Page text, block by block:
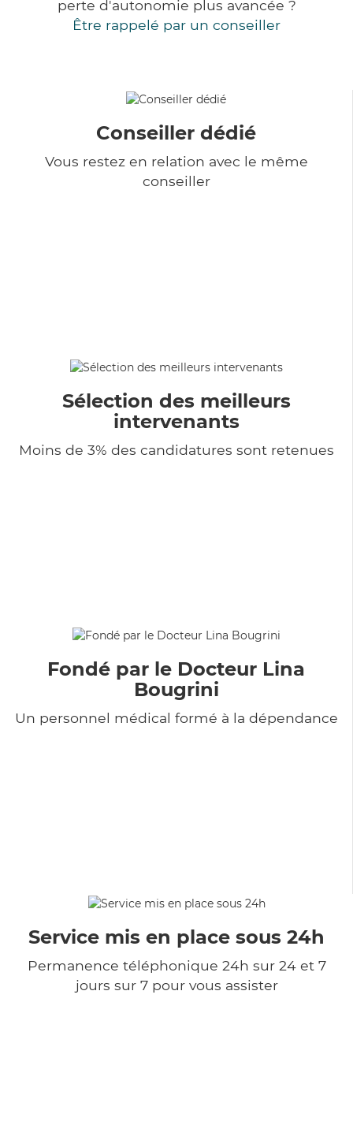
perte d'autonomie plus avancée ?
Être rappelé par un conseiller
Conseiller dédié
Vous restez en relation avec le même
conseiller
Sélection des meilleurs
intervenants
Moins de 3% des candidatures sont retenues
Fondé par le Docteur Lina
Bougrini
Un personnel médical formé à la dépendance
Service mis en place sous 24h
Permanence téléphonique 24h sur 24 et 7
jours sur 7 pour vous assister